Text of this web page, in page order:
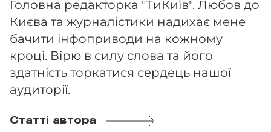
Головна редакторка "ТиКиїв". Любов до
Києва та журналістики надихає мене
бачити інфоприводи на кожному
кроці. Вірю в силу слова та його
здатність торкатися сердець нашої
аудиторії.
Статті автора